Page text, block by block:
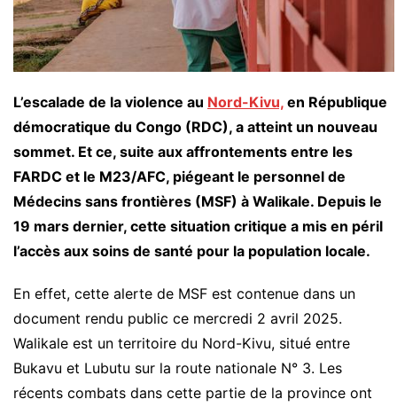
L’escalade de la violence au Nord-Kivu, en République
démocratique du Congo (RDC), a atteint un nouveau
sommet. Et ce, suite aux affrontements entre les
FARDC et le M23/AFC, piégeant le personnel de
Médecins sans frontières (MSF) à Walikale. Depuis le
19 mars dernier, cette situation critique a mis en péril
l’accès aux soins de santé pour la population locale.
En effet, cette alerte de MSF est contenue dans un
document rendu public ce mercredi 2 avril 2025.
Walikale est un territoire du Nord-Kivu, situé entre
Bukavu et Lubutu sur la route nationale N° 3. Les
récents combats dans cette partie de la province ont